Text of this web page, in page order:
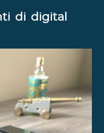
di digital